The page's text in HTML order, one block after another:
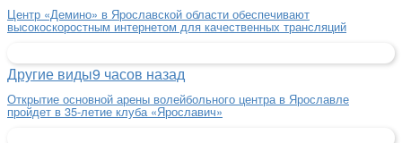
Центр «Демино» в Ярославской области обеспечивают
высокоскоростным интернетом для качественных трансляций
Другие виды9 часов назад
Открытие основной арены волейбольного центра в Ярославле
пройдет в 35-летие клуба «Ярославич»